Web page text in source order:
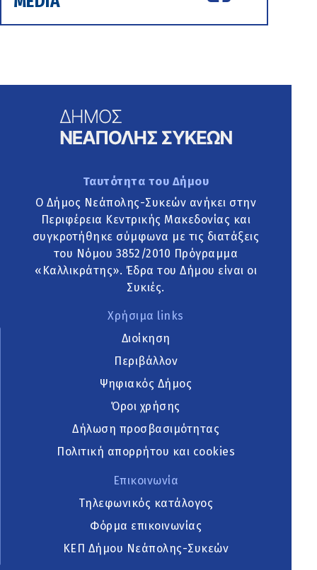
Ταυτότητα του Δήμου
Ο Δήμος Νεάπολης-Συκεών ανήκει στην
Περιφέρεια Κεντρικής Μακεδονίας και
συγκροτήθηκε σύμφωνα με τις διατάξεις
του Νόμου 3852/2010 Πρόγραμμα
«Καλλικράτης». Έδρα του Δήμου είναι οι
Συκιές.
Χρήσιμα links
Διοίκηση
Περιβάλλον
Ψηφιακός Δήμος
Όροι χρήσης
Δήλωση προσβασιμότητας
Πολιτική απορρήτου και cookies
Επικοινωνία
Τηλεφωνικός κατάλογος
Φόρμα επικοινωνίας
ΚΕΠ Δήμου Νεάπολης-Συκεών